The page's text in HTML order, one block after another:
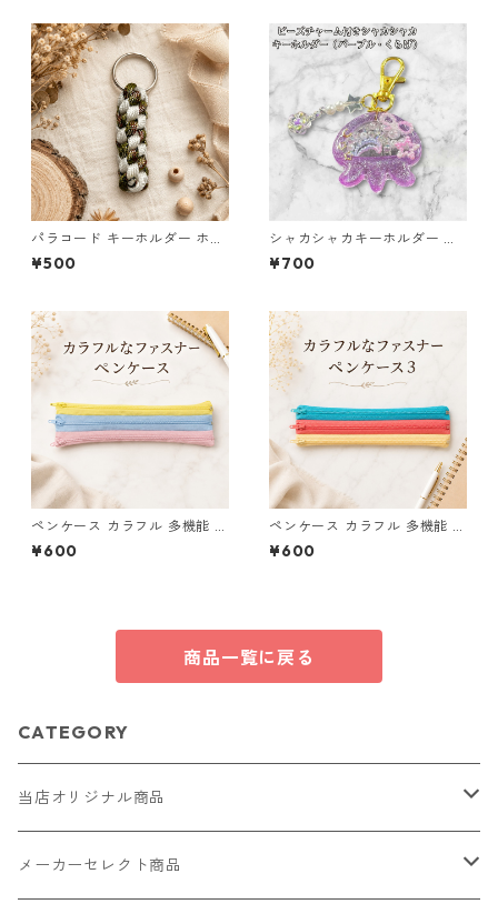
パラコード キーホルダー ホワ
イト× グリーン・ブラウン ハ
ンドメイド 国産 本革 ヌメ革
¥500
シャカシャカキーホルダー く
らげ レジン キーホルダー パー
プル ビーズ チャーム付き かわ
ズ レディース プレゼント 雑貨
ゆめかわ ギフト
¥700
ペンケース カラフル 多機能 筆
箱 ファスナー6本 s10
¥600
ペンケース カラフル 多機能 筆
箱 ファスナー6本 s11
¥600
商品一覧に戻る
CATEGORY
当店オリジナル商品
レザー（革）
メーカーセレクト商品